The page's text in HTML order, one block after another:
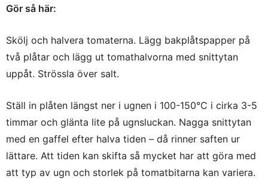
Gör så här:
Skölj och halvera tomaterna. Lägg bakplåtspapper på
två plåtar och lägg ut tomathalvorna med snittytan
uppåt. Strössla över salt.
Ställ in plåten längst ner i ugnen i 100-150°C i cirka 3-5
timmar och glänta lite på ugnsluckan. Nagga snittytan
med en gaffel efter halva tiden – då rinner saften ur
lättare. Att tiden kan skifta så mycket har att göra med
att typ av ugn och storlek på tomatbitarna kan variera.